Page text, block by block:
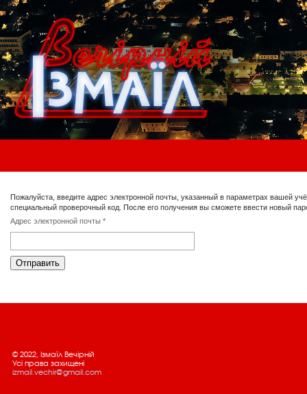
Пожалуйста, введите адрес электронной почты, указанный в параметрах вашей
специальный проверочный код. После его получения вы сможете ввести новый
Адрес электронной почты *
Отправить
© 2022, Ізмаїл Вечірній
Усі права захищені
izmail.vechir@gmail.com